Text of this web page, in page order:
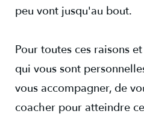
peu vont jusqu'au bout.
Pour toutes ces raisons
qui vous sont
vous accompagner, de
coacher pour atteindre